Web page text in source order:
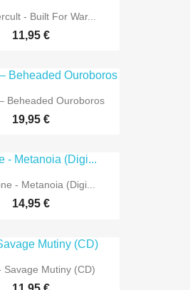
- Built For War...
11,95 €
Beheaded Ouroboros
19,95 €
- Metanoia (Digi...
14,95 €
Savage Mutiny (CD)